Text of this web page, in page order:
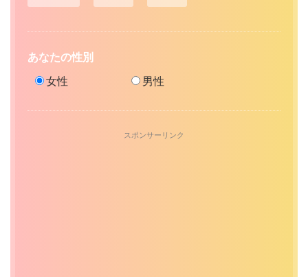
あなたの性別
女性 男性
スポンサーリンク